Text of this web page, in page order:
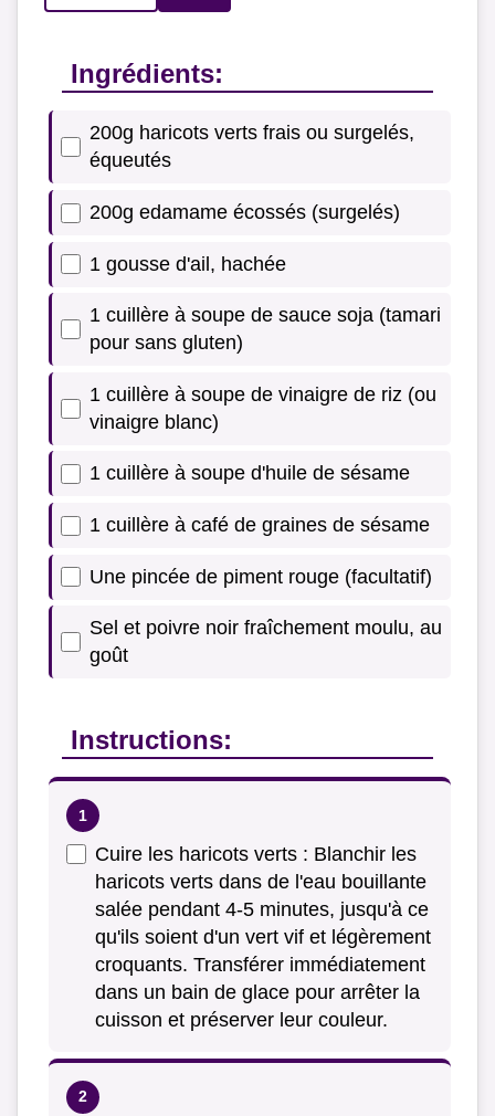
Ingrédients:
200g haricots verts frais ou surgelés,
équeutés
200g edamame écossés (surgelés)
1 gousse d'ail, hachée
1 cuillère à soupe de sauce soja (tamari
pour sans gluten)
1 cuillère à soupe de vinaigre de riz (ou
vinaigre blanc)
1 cuillère à soupe d'huile de sésame
1 cuillère à café de graines de sésame
Une pincée de piment rouge (facultatif)
Sel et poivre noir fraîchement moulu, au
goût
Instructions:
Cuire les haricots verts : Blanchir les
haricots verts dans de l'eau bouillante
salée pendant 4-5 minutes, jusqu'à ce
qu'ils soient d'un vert vif et légèrement
croquants. Transférer immédiatement
dans un bain de glace pour arrêter la
cuisson et préserver leur couleur.